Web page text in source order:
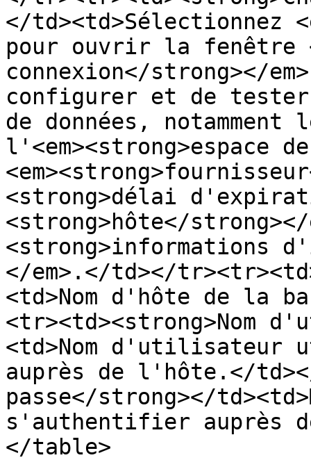
</td><td>Sélectionnez
pour ouvrir la fenêtre
connexion</strong></
configurer et de tester
de données,
l'<em><strong>espace
<strong>délai
<strong>hôte</
<strong>informations
</em>.</td></
<td>Nom d'hôte de la
<tr><td><strong>Nom
<td>Nom
auprès de l'hôte.</
passe</strong></
s'authentifier auprès
</table>